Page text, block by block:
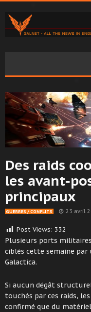
Des raids
les avant-
principaux
GUERRES / CONFLITS 23 avril
Post Views: 332
Plusieurs ports
ciblés cette semaine par
Galactica.
Si aucun dégât
touchés par ces raids,
confirmé que du